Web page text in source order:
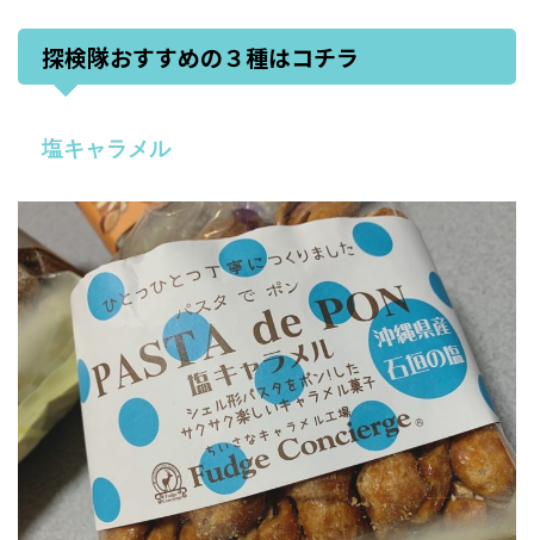
探検隊おすすめの３種はコチラ
塩キャラメル